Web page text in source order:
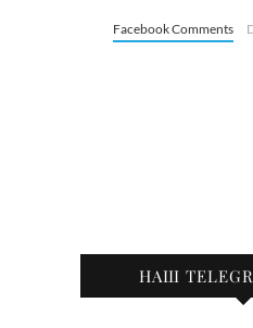
Facebook Comments
НАШ